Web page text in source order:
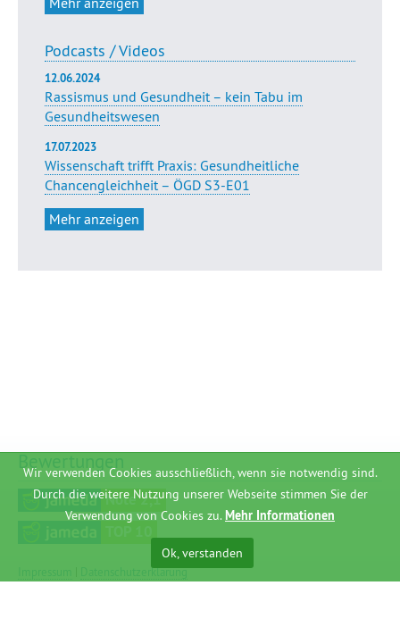
Podcasts / Videos
12.06.2024
Rassismus und Gesundheit – kein Tabu im
Gesundheitswesen
17.07.2023
Wissenschaft trifft Praxis: Gesundheitliche
Chancengleichheit – ÖGD S3-E01
Mehr anzeigen
Bewertungen
Note 2,1
Datenschutzerklärung
Wir verwenden Cookies ausschließlich, wenn sie notwendig sind.
Durch die weitere Nutzung unserer Webseite stimmen Sie der
Verwendung von Cookies zu.Mehr Informationen
Ok, verstanden